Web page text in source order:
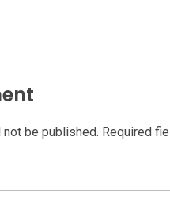
be published. Required